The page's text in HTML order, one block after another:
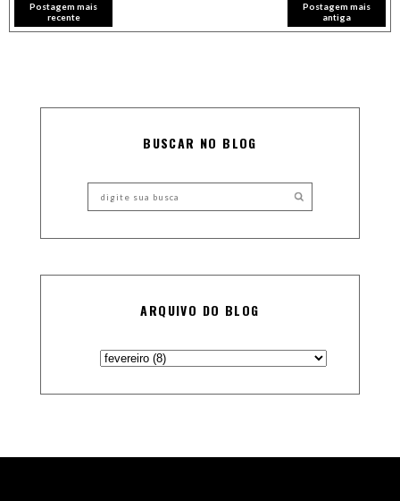
Postagem mais
recente
Postagem mais
antiga
BUSCAR NO BLOG
ARQUIVO DO BLOG